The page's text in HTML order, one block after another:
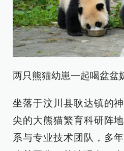
两只熊猫幼崽一起喝盆盆
坐落于汶川县耿达镇的
尖的大熊猫繁育科研阵
系与专业技术团队，多